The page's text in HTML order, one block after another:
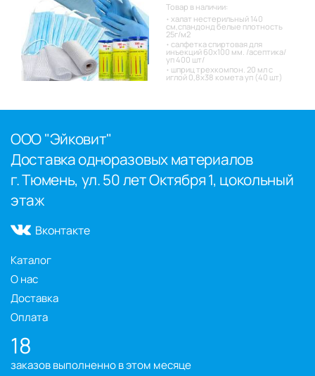
Товар в наличии:
халат нестерильный 140
см,спандонд белые плотность
25г/м2
салфетка спиртовая для
инъекций 60х100 мм. /асептика/
уп 400 шт/
шприц трехкомпон. 20 мл с
иглой 0,8х38 комета уп (40 шт)
ООО "Эйковит"
Доставка одноразовых материалов
г. Тюмень, ул. 50 лет Октября 1, цокольный
этаж
Вконтакте
Каталог
О нас
Доставка
Оплата
18
заказов выполненно в этом месяце